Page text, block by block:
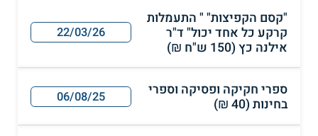
"קסם הקפיצות" " התעמלות
קרקע כל אחד יכול" ד"ר
אילנה כץ (150 ש"ח ₪)
22/03/26
ספרי חקיקה ופסיקה וספרי
בחינות (40 ₪)
06/08/25